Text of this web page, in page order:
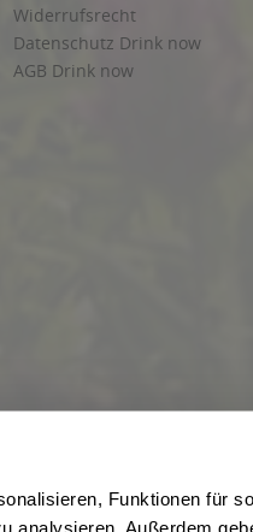
Funktionen für
analysieren. Außerdem
Widerrufsrecht
Datenschutz Drink now
AGB Drink now